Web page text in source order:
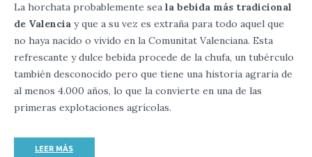
La horchata probablemente sea la bebida más tradicional
de Valencia y que a su vez es extraña para todo aquel que
no haya nacido o vivido en la Comunitat Valenciana. Esta
refrescante y dulce bebida procede de la chufa, un tubérculo
también desconocido pero que tiene una historia agraria de
al menos 4.000 años, lo que la convierte en una de las
primeras explotaciones agrícolas.
LEER MÁS